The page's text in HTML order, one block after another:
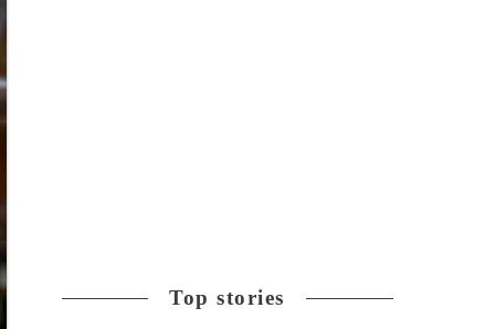
Top stories